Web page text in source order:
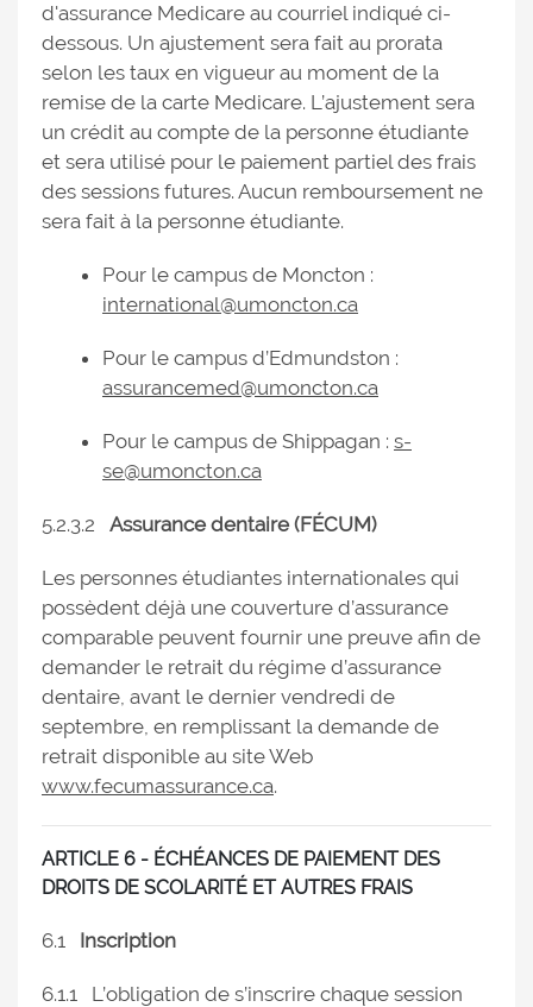
d'assurance Medicare au courriel indiqué ci-
dessous. Un ajustement sera fait au prorata
selon les taux en vigueur au moment de la
remise de la carte Medicare. L’ajustement sera
un crédit au compte de la personne étudiante
et sera utilisé pour le paiement partiel des frais
des sessions futures. Aucun remboursement ne
sera fait à la personne étudiante.
Pour le campus de Moncton :
international@umoncton.ca
Pour le campus d’Edmundston :
assurancemed@umoncton.ca
Pour le campus de Shippagan : s-
se@umoncton.ca
5.2.3.2 Assurance dentaire (FÉCUM)
Les personnes étudiantes internationales qui
possèdent déjà une couverture d’assurance
comparable peuvent fournir une preuve afin de
demander le retrait du régime d’assurance
dentaire, avant le dernier vendredi de
septembre, en remplissant la demande de
retrait disponible au site Web
www.fecumassurance.ca.
ARTICLE 6 - ÉCHÉANCES DE PAIEMENT DES
DROITS DE SCOLARITÉ ET AUTRES FRAIS
6.1 Inscription
6.1.1 L’obligation de s’inscrire chaque session